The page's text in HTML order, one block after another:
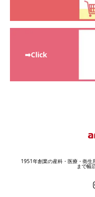
➡Click
1951年創業の産科・医療・衛生
まで幅